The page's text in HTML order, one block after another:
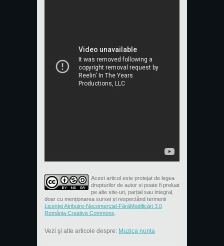
Acest articol este protejat de legea
drepturilor de autor si poate fi preluat
pe alte site-uri, parțial sau integral,
doar cu menționarea sursei și respectând termenii
Licenţei Atribuire-Necomercial-FărăModificări 3.0
România Creative Commons
Vezi şi alte articole despre: Muzica nunta